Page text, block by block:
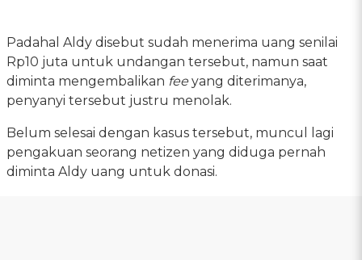
Padahal Aldy disebut sudah menerima uang senilai
Rp10 juta untuk undangan tersebut, namun saat
diminta mengembalikan fee yang diterimanya,
penyanyi tersebut justru menolak.
Belum selesai dengan kasus tersebut, muncul lagi
pengakuan seorang netizen yang diduga pernah
diminta Aldy uang untuk donasi.